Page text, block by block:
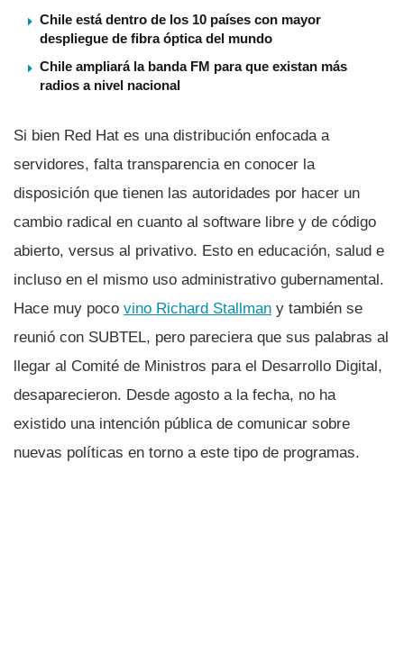
Chile está dentro de los 10 países con mayor
despliegue de fibra óptica del mundo
Chile ampliará la banda FM para que existan más
radios a nivel nacional
Si bien Red Hat es una distribución enfocada a
servidores, falta transparencia en conocer la
disposición que tienen las autoridades por hacer un
cambio radical en cuanto al software libre y de código
abierto, versus al privativo. Esto en educación, salud e
incluso en el mismo uso administrativo gubernamental.
Hace muy poco vino Richard Stallman y también se
reunió con SUBTEL, pero pareciera que sus palabras al
llegar al Comité de Ministros para el Desarrollo Digital,
desaparecieron. Desde agosto a la fecha, no ha
existido una intención pública de comunicar sobre
nuevas polí­ticas en torno a este tipo de programas.